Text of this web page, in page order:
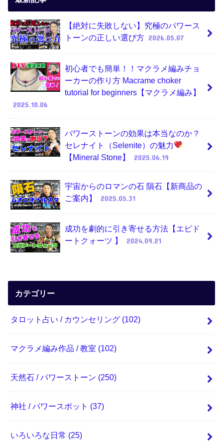
【絶対に失敗しない】究極のパワース
トーンの正しい選び方 2026.05.07
初心者でも簡単！！マクラメ編みチョ
ーカーの作り方 Macrame choker
tutorial for beginners【マクラメ編み】
2025.10.06
パワーストーンの効果は本当なのか？
セレナイト（Selenite）の魅力
【Mineral Stone】
2025.06.19
宇宙からのロマンの石 隕石【新商品の
ご案内】
2025.05.31
成功を劇的に引き寄せる方法【エピド
ートクォーツ 】
2024.09.21
カテゴリー
タロット占い / カウンセリング (102)
マクラメ編み作品 / 教室 (102)
天然石 / パワーストーン (250)
神社 / パワースポット (37)
いろいろな日常 (25)